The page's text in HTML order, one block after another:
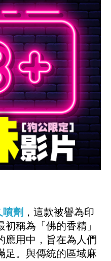
劑 ，這款被譽為印
稱為「佛的香精」
應用中，旨在為人們
足。與傳統的區域麻